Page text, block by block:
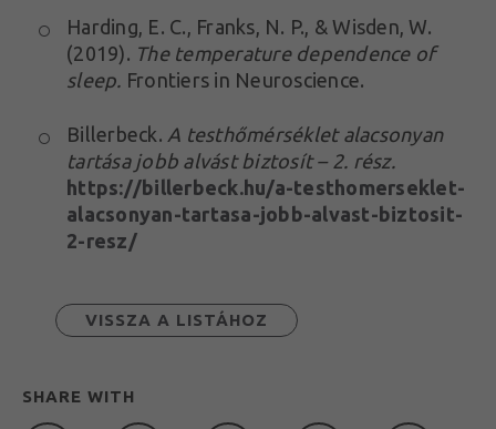
Harding, E. C., Franks, N. P., & Wisden, W.
(2019). The temperature dependence of
sleep. Frontiers in Neuroscience.
Billerbeck. A testhőmérséklet alacsonyan
tartása jobb alvást biztosít – 2. rész.
https://billerbeck.hu/a-testhomerseklet-
alacsonyan-tartasa-jobb-alvast-biztosit-
2-resz/
VISSZA A LISTÁHOZ
SHARE WITH